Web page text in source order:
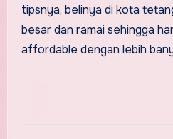
tipsnya, belinya di kota
besar dan ramai sehingga
affordable dengan lebih